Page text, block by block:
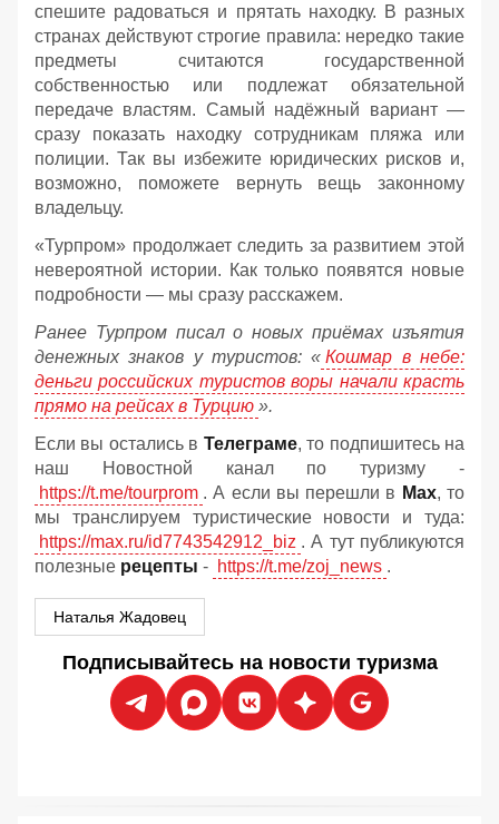
спешите радоваться и прятать находку. В разных
странах действуют строгие правила: нередко такие
предметы считаются государственной
собственностью или подлежат обязательной
передаче властям. Самый надёжный вариант —
сразу показать находку сотрудникам пляжа или
полиции. Так вы избежите юридических рисков и,
возможно, поможете вернуть вещь законному
владельцу.
«Турпром» продолжает следить за развитием этой
невероятной истории. Как только появятся новые
подробности — мы сразу расскажем.
Ранее Турпром писал о новых приёмах изъятия
денежных знаков у туристов: « Кошмар в небе:
деньги российских туристов воры начали красть
прямо на рейсах в Турцию ».
Если вы остались в Телеграме, то подпишитесь на
наш Новостной канал по туризму -
https://t.me/tourprom . А если вы перешли в Мах, то
мы транслируем туристические новости и туда:
https://max.ru/id7743542912_biz . А тут публикуются
полезные рецепты - https://t.me/zoj_news .
Наталья Жадовец
Подписывайтесь на новости туризма